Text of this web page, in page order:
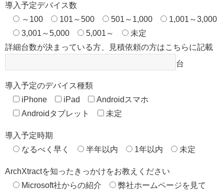
導入予定デバイス数
～100
101～500 501～1,000
1,001～3,000
3,001～5,000
5,001～
未定
詳細台数が決まっている方、見積依頼の方はこちらに記載
台
導入予定のデバイス種類
iPhone
iPad
Androidスマホ
Androidタブレット
未定
導入予定時期
なるべく早く
半年以内 1年以内 未定
ArchXtractを知ったきっかけをお教えください
Microsoft社からの紹介
弊社ホームページを見て